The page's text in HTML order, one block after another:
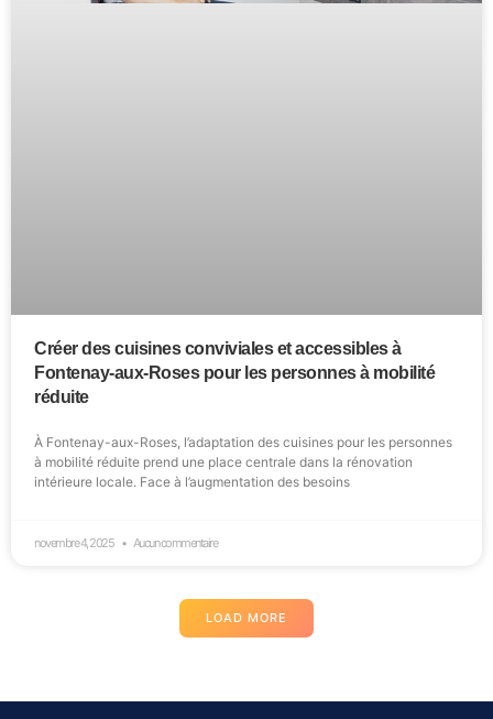
Créer des cuisines conviviales et accessibles à
Fontenay-aux-Roses pour les personnes à mobilité
réduite
À Fontenay-aux-Roses, l’adaptation des cuisines pour les personnes
à mobilité réduite prend une place centrale dans la rénovation
intérieure locale. Face à l’augmentation des besoins
novembre 4, 2025 Aucun commentaire
LOAD MORE